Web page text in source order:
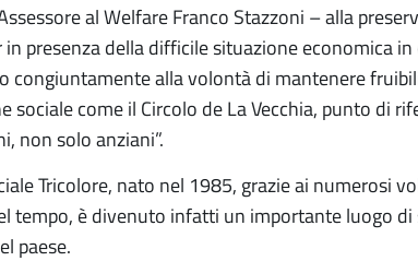
al Welfare Franco Stazzoni – alla
in presenza della difficile situazione economica
congiuntamente alla volontà di mantenere
sociale come il Circolo de La Vecchia, punto di
non solo anziani”.
Tricolore, nato nel 1985, grazie ai numerosi
tempo, è divenuto infatti un importante luogo di
paese.